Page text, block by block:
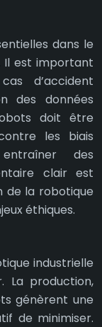
dans le
Il est important
d’accident
des données
doit être
les biais
des
clair est
de la robotique
éthiques.
industrielle
La production,
génèrent une
de minimiser.